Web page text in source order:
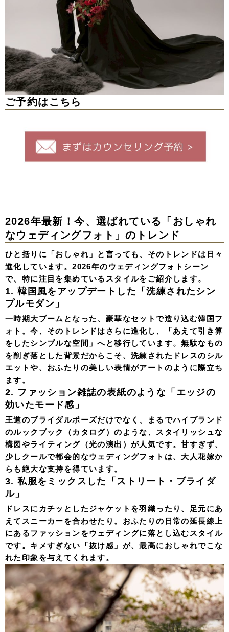
ご予約はこちら
2026年最新！今、選ばれている「おしゃれ
なウェディングフォト」のトレンド
ひと括りに「おしゃれ」と言っても、そのトレンドは日々
進化しています。2026年のウェディングフォトシーン
で、特に注目を集めているスタイルをご紹介します。
1. 韓国風をアップデートした「洗練されたシン
プルモダン」
一時期大ブームとなった、豪華なセットで造り込む韓国フ
ォト。今、そのトレンドはさらに進化し、「あえて引き算
をしたシンプルな空間」へと移行しています。無駄なもの
を削ぎ落とした背景だからこそ、洗練されたドレスのシル
エットや、おふたりの美しい表情がアートのように際立ち
ます。
2. ファッション雑誌の表紙のような「エッジの
効いたモード感」
王道のブライダルポーズだけでなく、まるでハイブランド
のルックブック（カタログ）のような、スタイリッシュな
構図やライティング（光の演出）が人気です。甘すぎず、
少しクールで都会的なウェディングフォトは、大人花嫁か
らも絶大な支持を得ています。
3. 私服をミックスした「ストリート・ブライダ
ル」
ドレスにカチッとしたジャケットを羽織ったり、足元にあ
えてスニーカーを合わせたり。おふたりの日常の延長線上
にあるファッションをウェディングに落とし込むスタイル
です。キメすぎない「抜け感」が、最高におしゃれでこな
れた印象を与えてくれます。